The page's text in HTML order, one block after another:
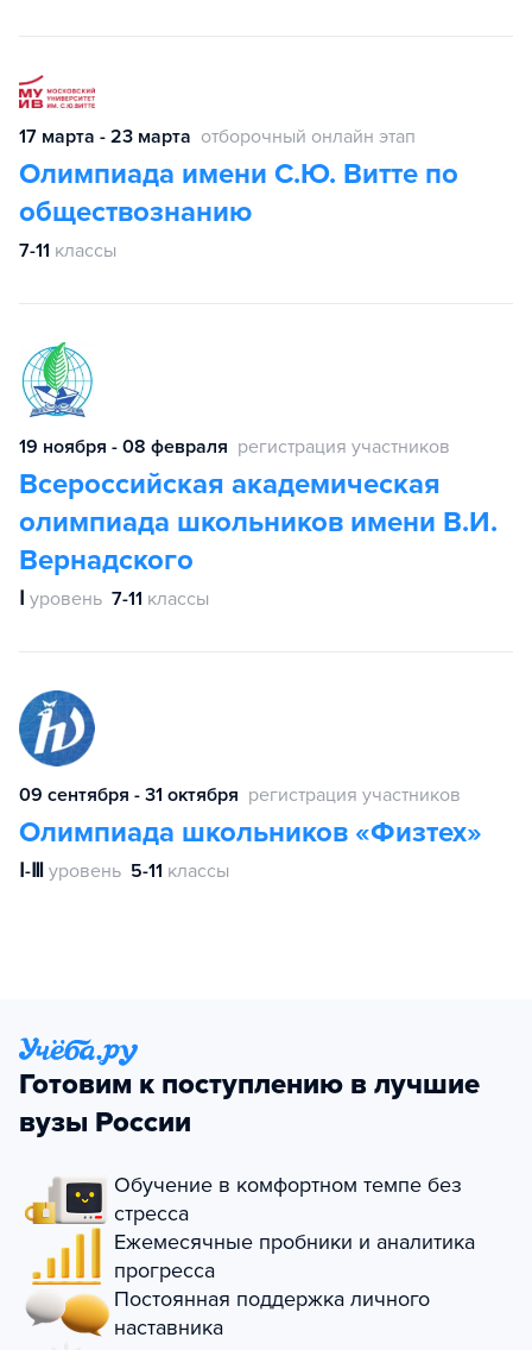
17 марта - 23 марта отборочный онлайн этап
Олимпиада имени С.Ю. Витте по
обществознанию
7-11 классы
19 ноября - 08 февраля регистрация участников
Всероссийская академическая
олимпиада школьников имени В.И.
Вернадского
Ⅰ уровень 7-11 классы
09 сентября - 31 октября регистрация участников
Олимпиада школьников «Физтех»
Ⅰ-Ⅲ уровень 5-11 классы
Готовим к поступлению в лучшие
вузы России
Обучение в комфортном темпе без
стресса
Ежемесячные пробники и аналитика
прогресса
Постоянная поддержка личного
наставника